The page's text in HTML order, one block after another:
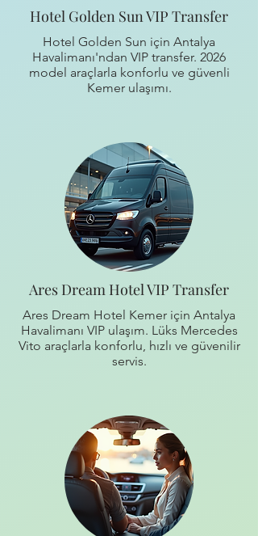
Hotel Golden Sun VIP Transfer
Hotel Golden Sun için Antalya
Havalimanı'ndan VIP transfer. 2026
model araçlarla konforlu ve güvenli
Kemer ulaşımı.
Ares Dream Hotel VIP Transfer
Ares Dream Hotel Kemer için Antalya
Havalimanı VIP ulaşım. Lüks Mercedes
Vito araçlarla konforlu, hızlı ve güvenilir
servis.